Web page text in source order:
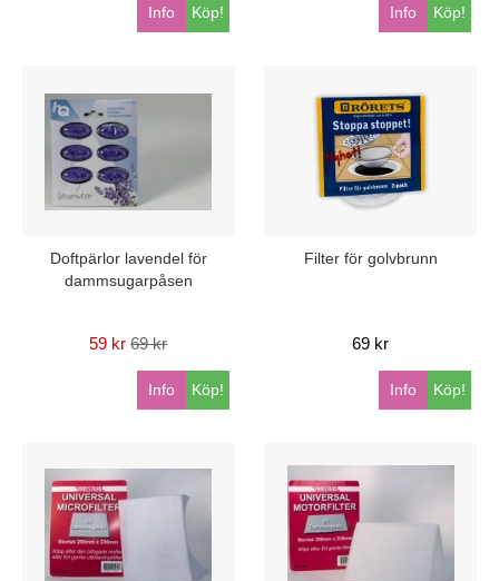
Köp!
Info Köp!
Info
Doftpärlor lavendel för
dammsugarpåsen
59 kr 69 kr
Köp!
Info
Filter för golvbrunn
69 kr
Köp!
Info